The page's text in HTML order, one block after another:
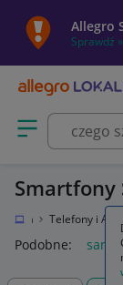
Allegro
Sprawdź »
Otwórz menu z
Smartfony
Telefony i
Podobne: